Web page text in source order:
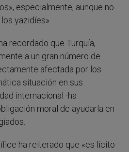
especialmente, aunque no
yazidíes».
recordado que Turquía,
a un gran número de
afectada por los
situación en sus
internacional -ha
moral de ayudarla en
ha reiterado que «es lícito